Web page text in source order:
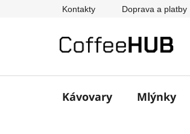
Kontakty Doprava a platby
Kávovary Mlýnky